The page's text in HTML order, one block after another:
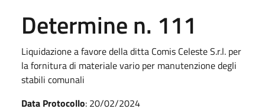
Determine n. 111
Liquidazione a favore della ditta Comis Celeste S.r.l. per
la fornitura di materiale vario per manutenzione degli
stabili comunali
Data Protocollo: 20/02/2024